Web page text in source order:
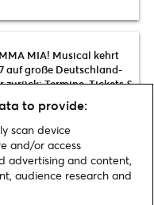
MIA! Musical kehrt
auf große Deutschland-
zurück: Termine, Tickets &
zum Vorverkauf
Reisebereitschaft für
to provide:
scan device
and/or access
advertising and content,
audience research and